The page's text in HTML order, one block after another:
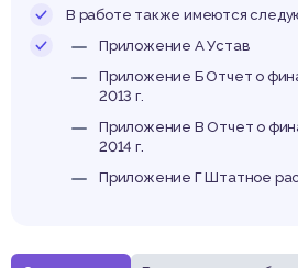
В работе также имеются
Приложение А Устав
Приложение Б Отчет о
2013 г.
Приложение В Отчет о
2014 г.
Приложение Г Штатное